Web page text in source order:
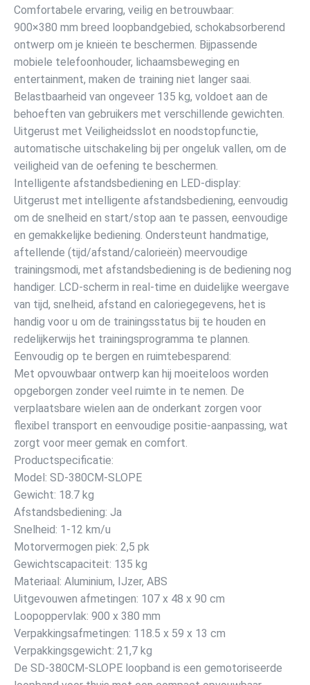
Comfortabele ervaring, veilig en betrouwbaar:
900×380 mm breed loopbandgebied, schokabsorberend
ontwerp om je knieën te beschermen. Bijpassende
mobiele telefoonhouder, lichaamsbeweging en
entertainment, maken de training niet langer saai.
Belastbaarheid van ongeveer 135 kg, voldoet aan de
behoeften van gebruikers met verschillende gewichten.
Uitgerust met Veiligheidsslot en noodstopfunctie,
automatische uitschakeling bij per ongeluk vallen, om de
veiligheid van de oefening te beschermen.
Intelligente afstandsbediening en LED-display:
Uitgerust met intelligente afstandsbediening, eenvoudig
om de snelheid en start/stop aan te passen, eenvoudige
en gemakkelijke bediening. Ondersteunt handmatige,
aftellende (tijd/afstand/calorieën) meervoudige
trainingsmodi, met afstandsbediening is de bediening nog
handiger. LCD-scherm in real-time en duidelijke weergave
van tijd, snelheid, afstand en caloriegegevens, het is
handig voor u om de trainingsstatus bij te houden en
redelijkerwijs het trainingsprogramma te plannen.
Eenvoudig op te bergen en ruimtebesparend:
Met opvouwbaar ontwerp kan hij moeiteloos worden
opgeborgen zonder veel ruimte in te nemen. De
verplaatsbare wielen aan de onderkant zorgen voor
flexibel transport en eenvoudige positie-aanpassing, wat
zorgt voor meer gemak en comfort.
Productspecificatie:
Model: SD-380CM-SLOPE
Gewicht: 18.7 kg
Afstandsbediening: Ja
Snelheid: 1-12 km/u
Motorvermogen piek: 2,5 pk
Gewichtscapaciteit: 135 kg
Materiaal: Aluminium, IJzer, ABS
Uitgevouwen afmetingen: 107 x 48 x 90 cm
Loopoppervlak: 900 x 380 mm
Verpakkingsafmetingen: 118.5 x 59 x 13 cm
Verpakkingsgewicht: 21,7 kg
De SD-380CM-SLOPE loopband is een gemotoriseerde